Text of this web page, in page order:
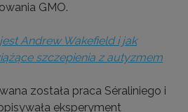
GMO.
Andrew Wakefield i jak
szczepienia z autyzmem
została praca Séraliniego i
eksperyment